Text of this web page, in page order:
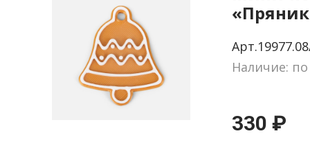
Наличие:
330 ₽